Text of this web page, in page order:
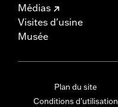
Médias
Visites d'usine
Musée
Plan du site
Conditions d'utilisation